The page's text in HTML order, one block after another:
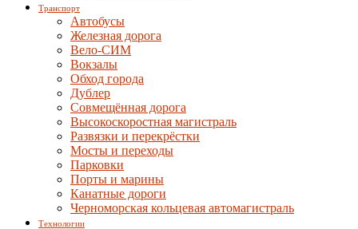
Транспорт
Автобусы
Железная дорога
Вело-СИМ
Вокзалы
Обход города
Дублер
Совмещённая дорога
Высокоскоростная магистраль
Развязки и перекрёстки
Мосты и переходы
Парковки
Порты и марины
Канатные дороги
Черноморская кольцевая автомагистраль
Технологии